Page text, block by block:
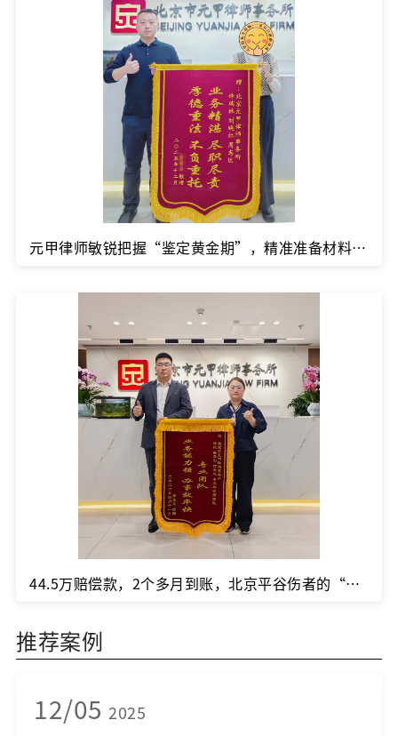
元甲律师敏锐把握“鉴定黄金期”，精准准备材料，一举突破难关，成功评定十级伤残
44.5万赔偿款，2个多月到账，北京平谷伤者的“理赔加速度” ！
推荐案例
12/05 2025